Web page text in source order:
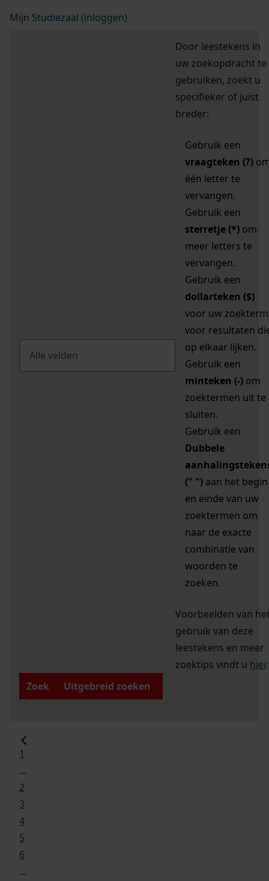
Mijn Studiezaal (inloggen)
Door leestekens in
uw zoekopdracht te
gebruiken, zoekt u
specifieker of juist
breder:
Gebruik een
vraagteken (?)
één letter te
vervangen.
Gebruik een
sterretje (*) om
meer letters te
vervangen.
Gebruik een
dollarteken ($)
voor uw zoekterm
voor resultaten
op elkaar lijken.
Gebruik een
minteken (-) om
zoektermen uit te
sluiten.
Gebruik een
Dubbele
(" ") aan het begin
en einde van uw
zoektermen om
naar de exacte
combinatie van
woorden te
zoeken.
Voorbeelden van
gebruik van deze
leestekens en meer
zoektips vindt u hier.
Zoek
Uitgebreid zoeken
1
...
2
3
4
5
6
...